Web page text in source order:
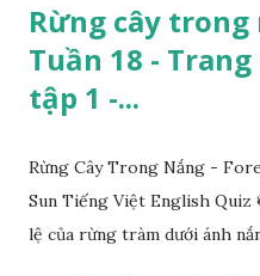
Rừng cây trong
Tuần 18 -
tập 1 -...
Rừng Cây Trong Nắng -
Sun Tiếng Việt English Quiz
lệ của rừng tràm dưới ánh